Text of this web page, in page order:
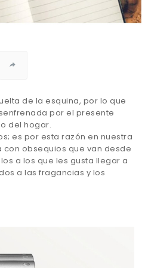
de la esquina, por lo que
por el presente
del hogar.
es por esta razón en nuestra
obsequios que van desde
a los que les gusta llegar a
a las fragancias y los